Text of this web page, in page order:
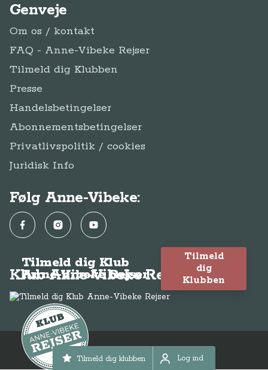
Tilmeld dig klubben Log ind
Log ind
Genveje
Om os / kontakt
FAQ - Anne-Vibeke Rejser
Tilmeld dig Klubben
Presse
Handelsbetingelser
Abonnementsbetingelser
Privatlivspolitik / cookies
Juridisk Info
Følg Anne-Vibeke:
FacebookInstagramYouTube
Klub Anne-Vibeke Rejser
Tilmeld dig Klub
Anne-Vibeke Rejser
Tilmeld
dig
Klubben
© Anne-Vibeke Rejser 2026